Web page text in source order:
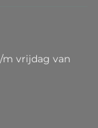
vrijdag van